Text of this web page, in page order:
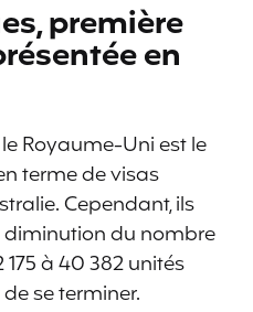
première
en
Royaume-Uni est le
terme de visas
Cependant, ils
diminution du nombre
à 40 382 unités
se terminer.